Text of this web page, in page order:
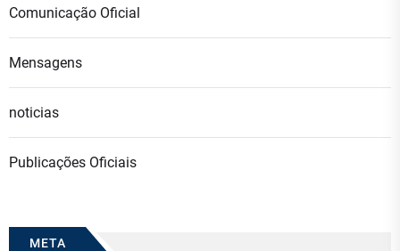
Comunicação Oficial
Mensagens
noticias
Publicações Oficiais
META